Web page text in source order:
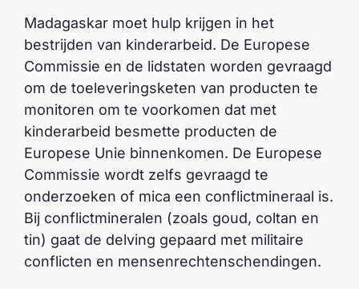
Madagaskar moet hulp krijgen in het
bestrijden van kinderarbeid. De Europese
Commissie en de lidstaten worden gevraagd
om de toeleveringsketen van producten te
monitoren om te voorkomen dat met
kinderarbeid besmette producten de
Europese Unie binnenkomen. De Europese
Commissie wordt zelfs gevraagd te
onderzoeken of mica een conflictmineraal is.
Bij conflictmineralen (zoals goud, coltan en
tin) gaat de delving gepaard met militaire
conflicten en mensenrechtenschendingen.